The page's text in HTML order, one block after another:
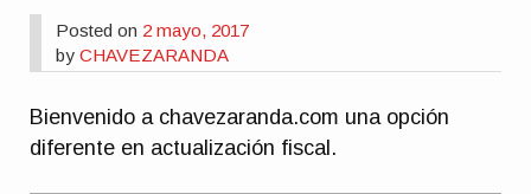
Posted on 2 mayo, 2017
byCHAVEZARANDA
Bienvenido a chavezaranda.com una opción
diferente en actualización fiscal.